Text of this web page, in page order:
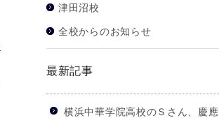
津田沼校
全校からのお知らせ
最新記事
横浜中華学院高校のＳさん、慶應